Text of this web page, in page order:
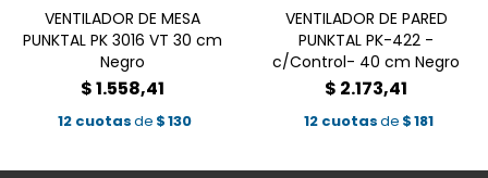
VENTILADOR DE MESA
PUNKTAL PK 3016 VT 30 cm
Negro
$1.558,41
12 cuotasde $130
VENTILADOR DE PARED
PUNKTAL PK-422 -
c/Control- 40 cm Negro
$ 2.173,41
12 cuotasde $181